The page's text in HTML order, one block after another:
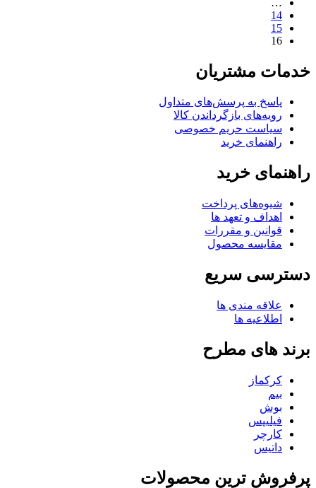
14
15
16
خدمات مشتریان
پاسخ به پرسش‌های متداول
رویه‌های بازگرداندن کالا
سیاست حریم خصوصی
راهنمای خرید
راهنمای خرید
شیوه‌های پرداخت
اهداف و تعهد ها
قوانین و مقررات
مقایسه محصول
دسترسی سریع
علاقه مندی ها
اطلاعیه ها
برند های مطرح
کرکماز
بیم
بوش
فیلیپس
کارچر
داتیس
پرفروش ترین محصولات